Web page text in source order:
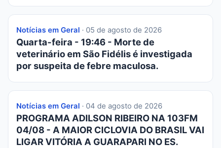
Notícias em Geral · 05 de agosto de 2026
Quarta-feira - 19:46 - Morte de
veterinário em São Fidélis é investigada
por suspeita de febre maculosa.
Notícias em Geral · 04 de agosto de 2026
PROGRAMA ADILSON RIBEIRO NA 103FM
04/08 - A MAIOR CICLOVIA DO BRASIL VAI
LIGAR VITÓRIA A GUARAPARI NO ES.